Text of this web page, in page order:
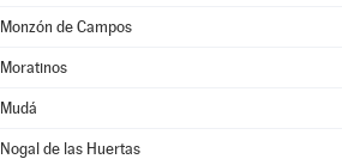
Monzón de Campos
Moratinos
Mudá
Nogal de las Huertas